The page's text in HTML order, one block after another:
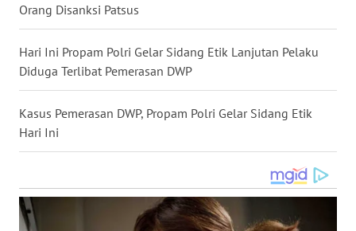
Orang Disanksi Patsus
Hari Ini Propam Polri Gelar Sidang Etik Lanjutan Pelaku
Diduga Terlibat Pemerasan DWP
Kasus Pemerasan DWP, Propam Polri Gelar Sidang Etik
Hari Ini
WN
MALUKU
WN
MALUT
WN
DAIRI
WN
DANAU
TOBA